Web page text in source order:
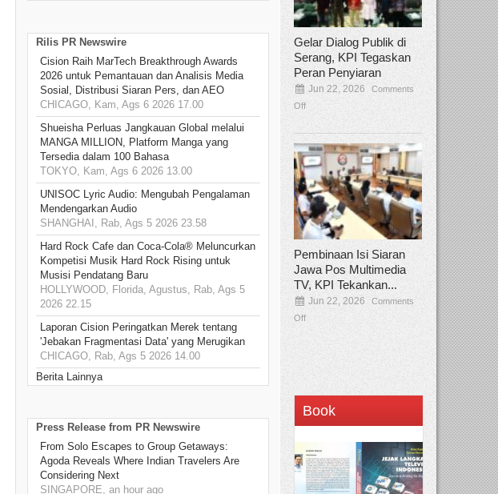
Rilis PR Newswire
Cision Raih MarTech Breakthrough Awards
2026 untuk Pemantauan dan Analisis Media
Sosial, Distribusi Siaran Pers, dan AEO
CHICAGO, Kam, Ags 6 2026 17.00
Shueisha Perluas Jangkauan Global melalui
MANGA MILLION, Platform Manga yang
Tersedia dalam 100 Bahasa
TOKYO, Kam, Ags 6 2026 13.00
UNISOC Lyric Audio: Mengubah Pengalaman
Mendengarkan Audio
SHANGHAI, Rab, Ags 5 2026 23.58
Hard Rock Cafe dan Coca-Cola® Meluncurkan
Kompetisi Musik Hard Rock Rising untuk
Musisi Pendatang Baru
HOLLYWOOD, Florida, Agustus, Rab, Ags 5
2026 22.15
Laporan Cision Peringatkan Merek tentang
'Jebakan Fragmentasi Data' yang Merugikan
CHICAGO, Rab, Ags 5 2026 14.00
Berita Lainnya
Press Release from PR Newswire
From Solo Escapes to Group Getaways:
Agoda Reveals Where Indian Travelers Are
Considering Next
SINGAPORE, an hour ago
Gelar Dialog Publik di
Serang, KPI Tegaskan
Peran Penyiaran
Jun 22, 2026
Comments
Off
Pembinaan Isi Siaran
Jawa Pos Multimedia
TV, KPI Tekankan...
Jun 22, 2026
Comments
Off
Book